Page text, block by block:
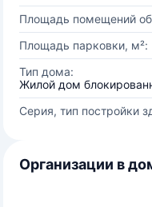
Площадь помещений
Площадь парковки, м²:
Тип дома:
Жилой дом
Серия, тип постройки
Организации в